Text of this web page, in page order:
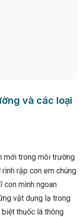
và các loại
mới trong môi trường
rập con em chúng
con mình ngoan
vật dụng lạ trong
biệt thuốc lá thông